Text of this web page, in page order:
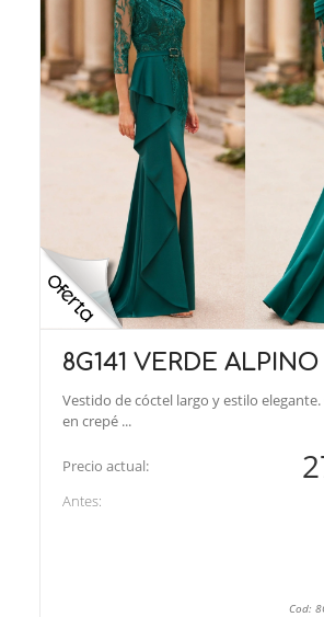
8G141 VERDE ALPINO
Vestido de cóctel largo y estilo
en crepé ...
Precio actual:
Antes:
Cod: